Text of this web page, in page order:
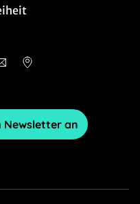
Newsletter an